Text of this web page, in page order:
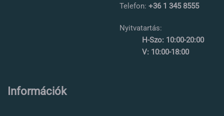
Telefon: +36 1 345 8555
Nyitvatartás:
H-Szo: 10:00-20:00
V: 10:00-18:00
Információk